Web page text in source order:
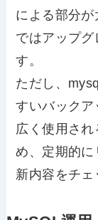
による部分
ではアップグ
す。
ただし、
すいバック
広く使用さ
め、定期的
新内容をチェ